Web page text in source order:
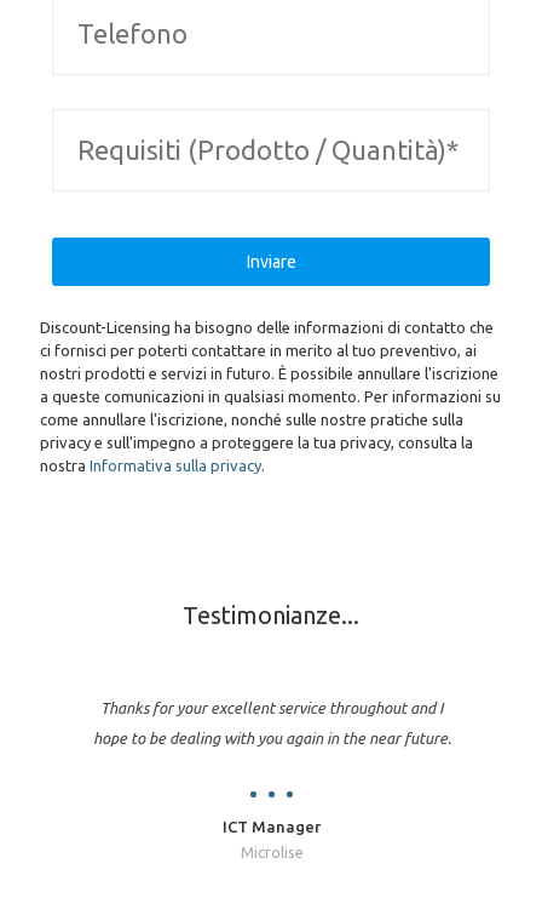
Discount-Licensing ha bisogno delle informazioni di contatto che
ci fornisci per poterti contattare in merito al tuo preventivo, ai
nostri prodotti e servizi in futuro. È possibile annullare l'iscrizione
a queste comunicazioni in qualsiasi momento. Per informazioni su
come annullare l'iscrizione, nonché sulle nostre pratiche sulla
privacy e sull'impegno a proteggere la tua privacy, consulta la
nostra Informativa sulla privacy.
Testimonianze...
Thanks for your excellent service throughout and I
hope to be dealing with you again in the near future.
ICT Manager
Microlise